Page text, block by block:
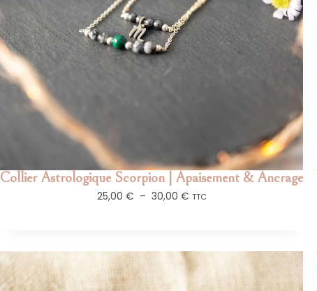
Collier Astrologique Scorpion | Apaisement & Ancrage
25,00 € – 30,00 € TTC